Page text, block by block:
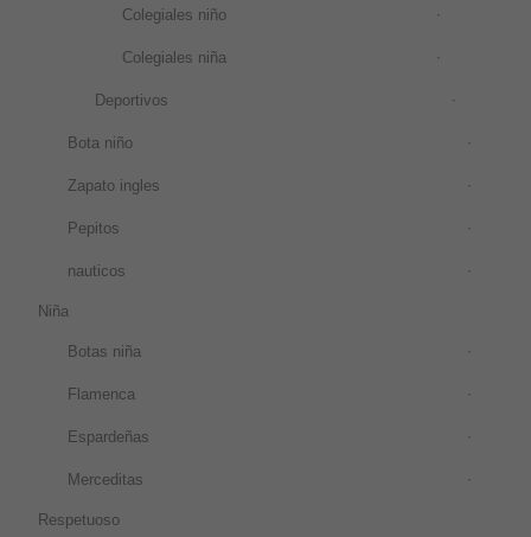
Colegiales niño
Colegiales niña
Deportivos
Bota niño
Zapato ingles
Pepitos
nauticos
Niña
Botas niña
Flamenca
Espardeñas
Merceditas
Respetuoso